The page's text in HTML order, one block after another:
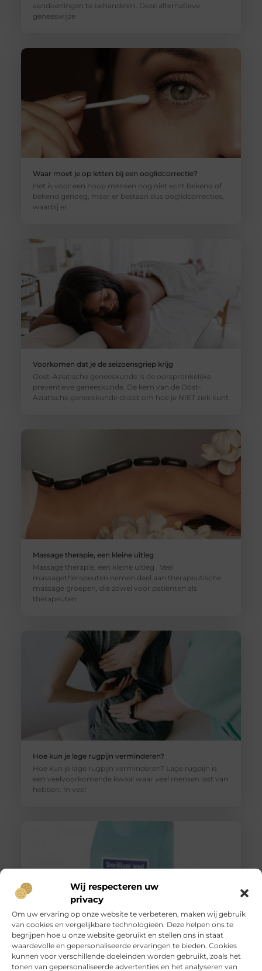
Wij respecteren uw
privacy
Om uw ervaring op onze website te verbeteren, maken wij gebruik
van cookies en vergelijkbare technologieën. Deze helpen ons te
begrijpen hoe u onze website gebruikt en stellen ons in staat
waardevolle en gepersonaliseerde ervaringen te bieden. Cookies
kunnen voor verschillende doeleinden worden gebruikt, zoals het
tonen van gepersonaliseerde advertenties en het analyseren van
aandoeningen te behandelen. Deze alternatieve
geneeswijze
Waar moet je op letten bij een ooglidcorrectie?
Het is voor een hoop mensen nog niet echt bekend of
bekend genoeg, maar er bestaan dus ooglidcorrecties,
waarbij er
Voorkomen dat je de seizoensgriep krijg
Oost-Aziatische geneeskunde is de oorspronkelijke
preventieve geneeskunde. De kern van de Oost-
Aziatische geneeskunde draait om hoe je NIET ziek kunt
Massage therapie, een kleine uitleg
Massage therapie, een kleine uitleg Veel
massagetherapeuten nemen deel aan therapeutische
massage groepen, die zowel voor patiënten als
therapeuten
Hoe kun je lage rugpijn verminderen?
Hoe kun je lage rugpijn verminderen? Lage rugpijn is
een veelvoorkomende kwaal waar veel mensen last van
hebben. In veel
Snel van urinevlekken af dankzij de Uri-Go
Heeft u kinderen of die nog niet zindelijk zijn? Of heeft u